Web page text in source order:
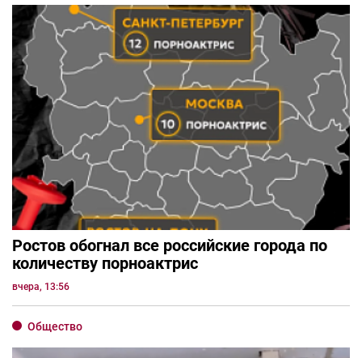
Ростов обогнал все российские города по
количеству порноактрис
вчера, 13:56
Общество